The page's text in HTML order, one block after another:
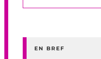
EN BREF